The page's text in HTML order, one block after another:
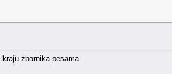
zbornika pesama